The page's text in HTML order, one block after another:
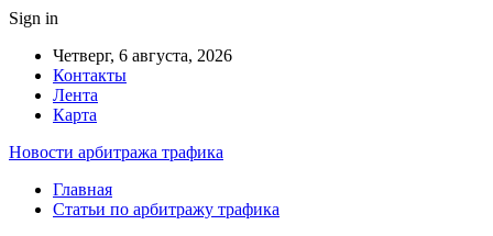
Sign in
Четверг, 6 августа, 2026
Контакты
Лента
Карта
Новости арбитража трафика
Главная
Статьи по арбитражу трафика